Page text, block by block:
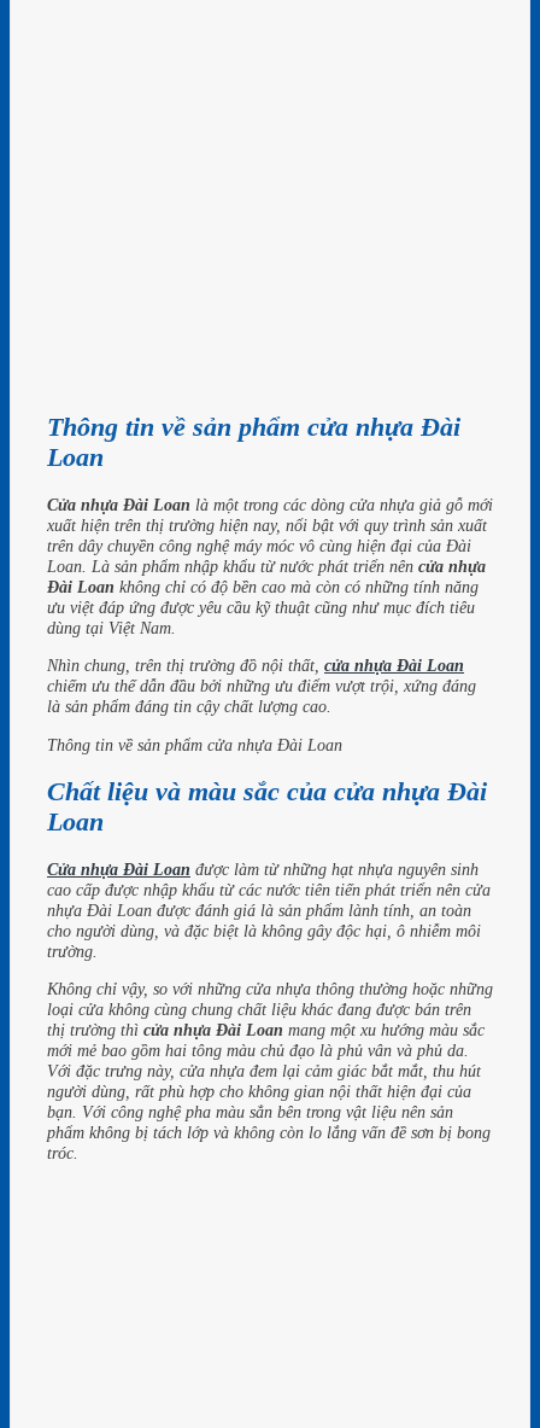
Thông tin về sản phẩm cửa nhựa Đài
Loan
Cửa nhựa Đài Loan là một trong các dòng cửa nhựa giả gỗ mới
xuất hiện trên thị trường hiện nay, nổi bật với quy trình sản xuất
trên dây chuyền công nghệ máy móc vô cùng hiện đại của Đài
Loan. Là sản phẩm nhập khẩu từ nước phát triển nên cửa nhựa
Đài Loan không chỉ có độ bền cao mà còn có những tính năng
ưu việt đáp ứng được yêu cầu kỹ thuật cũng như mục đích tiêu
dùng tại Việt Nam.
Nhìn chung, trên thị trường đồ nội thất, cửa nhựa Đài Loan
chiếm ưu thế dẫn đầu bởi những ưu điểm vượt trội, xứng đáng
là sản phẩm đáng tin cậy chất lượng cao.
Thông tin về sản phẩm cửa nhựa Đài Loan
Chất liệu và màu sắc của cửa nhựa Đài
Loan
Cửa nhựa Đài Loan được làm từ những hạt nhựa nguyên sinh
cao cấp được nhập khẩu từ các nước tiên tiến phát triển nên cửa
nhựa Đài Loan được đánh giá là sản phẩm lành tính, an toàn
cho người dùng, và đặc biệt là không gây độc hại, ô nhiễm môi
trường.
Không chỉ vậy, so với những cửa nhựa thông thường hoặc những
loại cửa không cùng chung chất liệu khác đang được bán trên
thị trường thì cửa nhựa Đài Loan mang một xu hướng màu sắc
mới mẻ bao gồm hai tông màu chủ đạo là phủ vân và phủ da.
Với đặc trưng này, cửa nhựa đem lại cảm giác bắt mắt, thu hút
người dùng, rất phù hợp cho không gian nội thất hiện đại của
bạn. Với công nghệ pha màu sẳn bên trong vật liệu nên sản
phẩm không bị tách lớp và không còn lo lắng vấn đề sơn bị bong
tróc.